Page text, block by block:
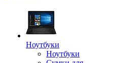
Ноутбуки
Ноутбуки